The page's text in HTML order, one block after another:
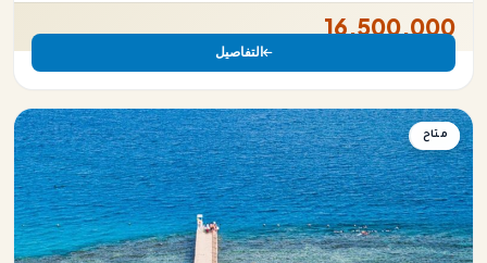
16,500,000
التفاصيل
شقة
متاح